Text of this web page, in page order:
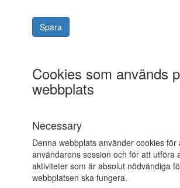
Cookies som används
webbplats
Necessary
Denna webbplats använder cookies för
användarens session och för att utföra
aktiviteter som är absolut nödvändiga
webbplatsen ska fungera.